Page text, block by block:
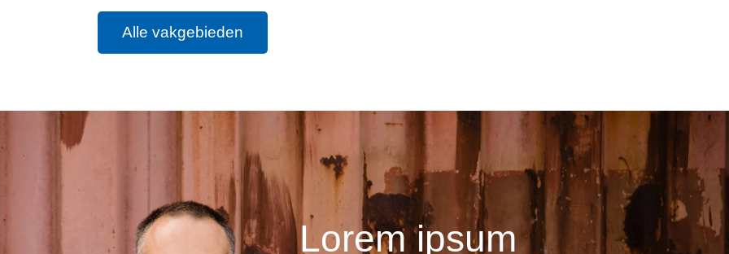
Alle vakgebieden
Lorem ipsum